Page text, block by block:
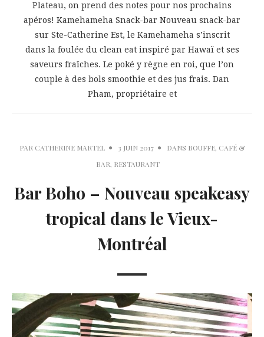
Plateau, on prend des notes pour nos prochains
apéros! Kamehameha Snack-bar Nouveau snack-bar
sur Ste-Catherine Est, le Kamehameha s’inscrit
dans la foulée du clean eat inspiré par Hawaï et ses
saveurs fraîches. Le poké y règne en roi, que l’on
couple à des bols smoothie et des jus frais. Dan
Pham, propriétaire et
PAR CATHERINE MARTEL 3 JUIN 2017 DANS BOUFFE, CAFÉ &
BAR, RESTAURANT
Bar Boho – Nouveau speakeasy
tropical dans le Vieux-
Montréal